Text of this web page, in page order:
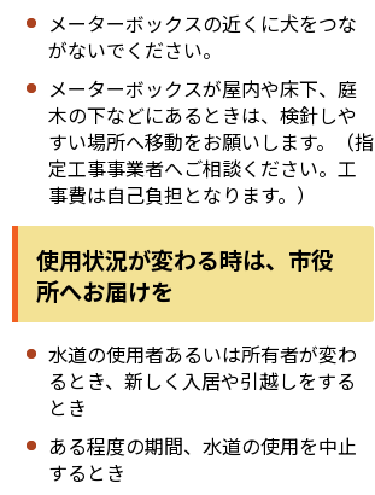
メーターボックスの近くに犬をつな
がないでください。
メーターボックスが屋内や床下、庭
木の下などにあるときは、検針しや
すい場所へ移動をお願いします。（指
定工事事業者へご相談ください。工
事費は自己負担となります。）
使用状況が変わる時は、市役
所へお届けを
水道の使用者あるいは所有者が変わ
るとき、新しく入居や引越しをする
とき
ある程度の期間、水道の使用を中止
するとき